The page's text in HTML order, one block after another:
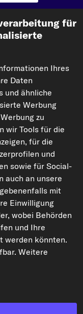
carpardoo.fr
der Daten und
und/oder die
verboten. Jegliche
des Urheberrechts
für
Ihres
Daten
und ähnliche
Werbung
zu
wir Tools für die
für die
und
sowie für Social-
auch an unsere
mit
Einwilligung
wobei Behörden
und Ihre
werden könnten.
Weitere